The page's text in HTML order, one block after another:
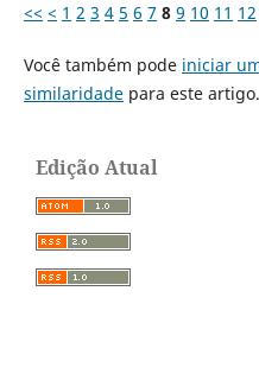
<< < 1 2 3 4 5 6 7 8 9 10 11 12
Você também pode iniciar
similaridadepara este artigo.
Edição Atual